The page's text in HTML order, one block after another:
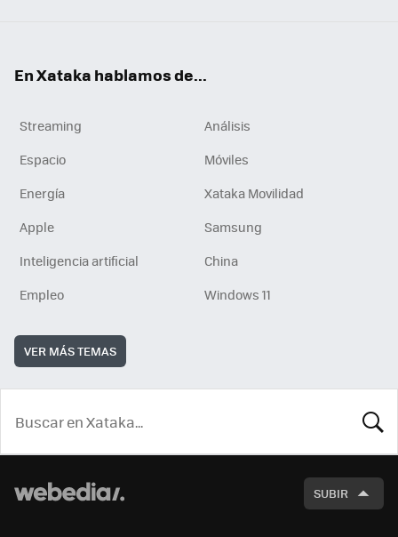
En Xataka hablamos de...
Streaming
Análisis
Espacio
Móviles
Energía
Xataka Movilidad
Apple
Samsung
Inteligencia artificial
China
Empleo
Windows 11
VER MÁS TEMAS
SUBIR